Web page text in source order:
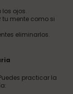
ojos.
tu mente como si
eliminarlos.
practicar la